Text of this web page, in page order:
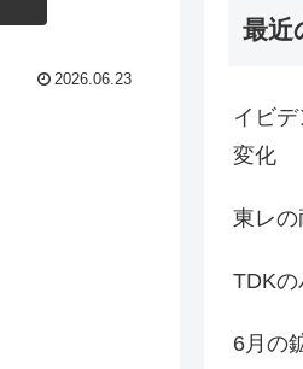
2026.06.23
最近
イビ
変化
東レ
TDK
6月の